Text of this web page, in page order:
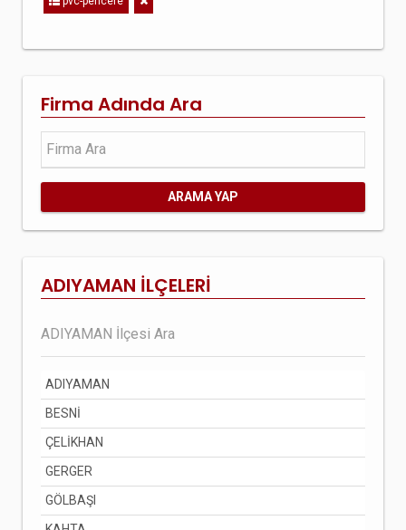
Firma Adında Ara
ARAMA YAP
ADIYAMAN İLÇELERİ
ADIYAMAN
BESNİ
ÇELİKHAN
GERGER
GÖLBAŞI